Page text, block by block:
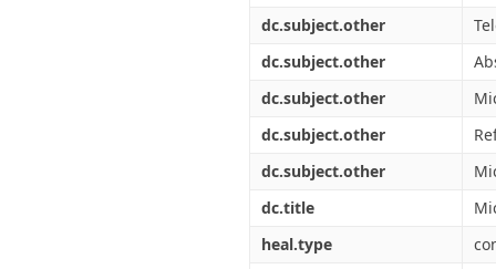
dc.subject.other
dc.subject.other
dc.subject.other
dc.subject.other
dc.subject.other
dc.title
heal.type